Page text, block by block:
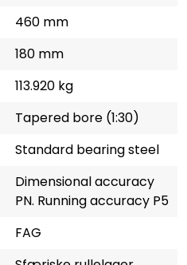
460 mm
180 mm
113.920 kg
Tapered bore (1:30)
Standard bearing steel
Dimensional accuracy
PN. Running accuracy P5
FAG